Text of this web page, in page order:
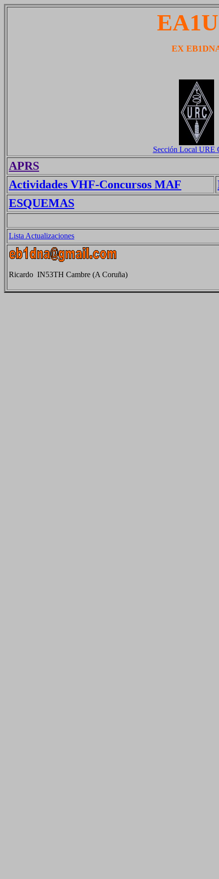
EX
Sección Local URE
APRS
Actividades VHF-Concursos MAF
ESQUEMAS
Lista Actualizaciones
Ricardo IN53TH Cambre (A Coruña)